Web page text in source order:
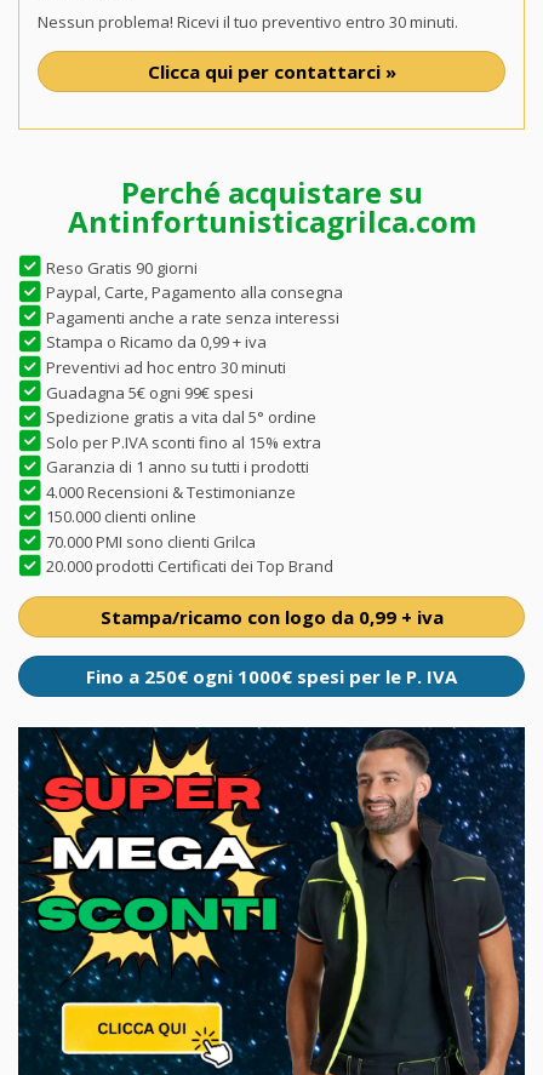
Nessun problema! Ricevi il tuo preventivo entro 30 minuti.
Clicca qui per contattarci »
Perché acquistare su
Antinfortunisticagrilca.com
Reso Gratis 90 giorni
Paypal, Carte, Pagamento alla consegna
Pagamenti anche a rate senza interessi
Stampa o Ricamo da 0,99 + iva
Preventivi ad hoc entro 30 minuti
Guadagna 5€ ogni 99€ spesi
Spedizione gratis a vita dal 5° ordine
Solo per P.IVA sconti fino al 15% extra
Garanzia di 1 anno su tutti i prodotti
4.000 Recensioni & Testimonianze
150.000 clienti online
70.000 PMI sono clienti Grilca
20.000 prodotti Certificati dei Top Brand
Stampa/ricamo con logo da 0,99 + iva
Fino a 250€ ogni 1000€ spesi per le P. IVA